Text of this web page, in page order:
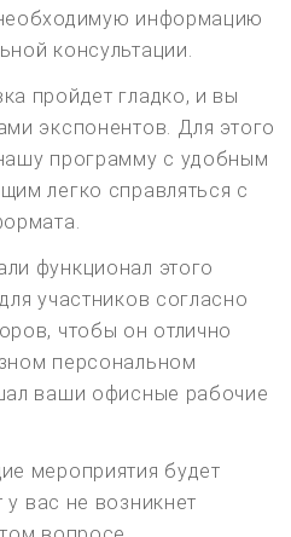
информацию
консультации.
пройдет гладко, и вы
экспонентов. Для этого
программу с удобным
легко справляться с
функционал этого
участников согласно
чтобы он отлично
персональном
ваши офисные рабочие
мероприятия будет
у вас не возникнет